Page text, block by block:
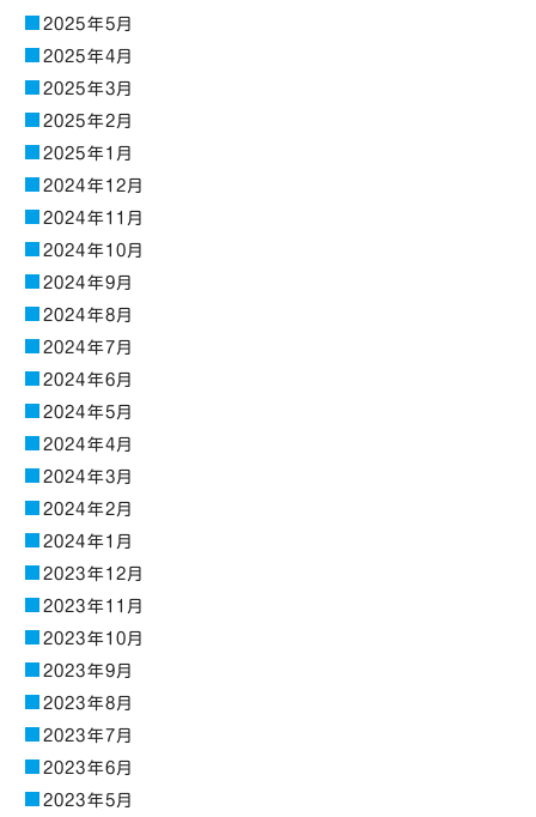
2025年5月
2025年4月
2025年3月
2025年2月
2025年1月
2024年12月
2024年11月
2024年10月
2024年9月
2024年8月
2024年7月
2024年6月
2024年5月
2024年4月
2024年3月
2024年2月
2024年1月
2023年12月
2023年11月
2023年10月
2023年9月
2023年8月
2023年7月
2023年6月
2023年5月